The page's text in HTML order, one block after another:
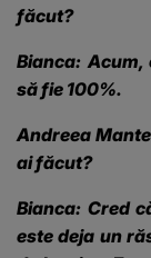
făcut?
Bianca:
să fie 100%.
Andreea
ai făcut?
Bianca: Cred
este deja un